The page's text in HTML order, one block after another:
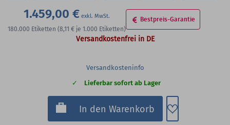
1.459,00 €
180.000 Etiketten (8,11 € je 1.000 Etiketten)
Bestpreis-Garantie
Versandkostenfrei in DE
Versandkosteninfo
Lieferbar sofort ab Lager
In den Warenkorb Zum